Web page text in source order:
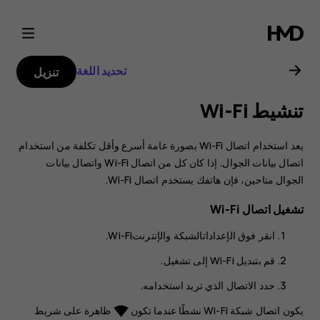
دليل
مستخدم
Nokia
G21
تحديد اللغة تنزيل
تنشيط Wi-Fi
يعد استخدام اتصال Wi-Fi بصورة عامة أسرع وأقل تكلفة من استخدام
اتصال بيانات الجوال. إذا كان كل من اتصال Wi-Fi واتصال بيانات
الجوال متاحين، فإن هاتفك يستخدم اتصال Wi-Fi.
تشغيل اتصال Wi-Fi
انقر فوق الإعداداتالشبكة والإنترنتWi-Fi‬
.
قم بتبديل Wi-Fi إلى
تشغيل.
حدد الاتصال الذي تريد استخدامه.
يكون اتصال شبكة Wi-Fi نشطًا عندما تكون
network_wifi ظاهرة على شريط